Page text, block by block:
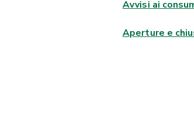
Avvisi ai
Aperture e